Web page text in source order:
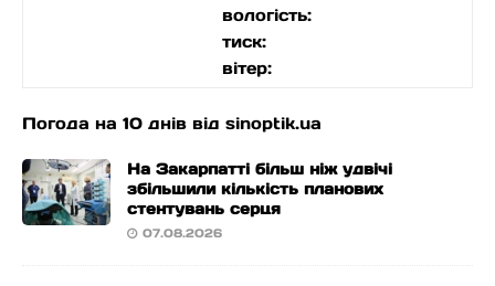
вологість:
тиск:
вітер:
Погода на 10 днів від sinoptik.ua
На Закарпатті більш ніж удвічі
збільшили кількість планових
стентувань серця
07.08.2026